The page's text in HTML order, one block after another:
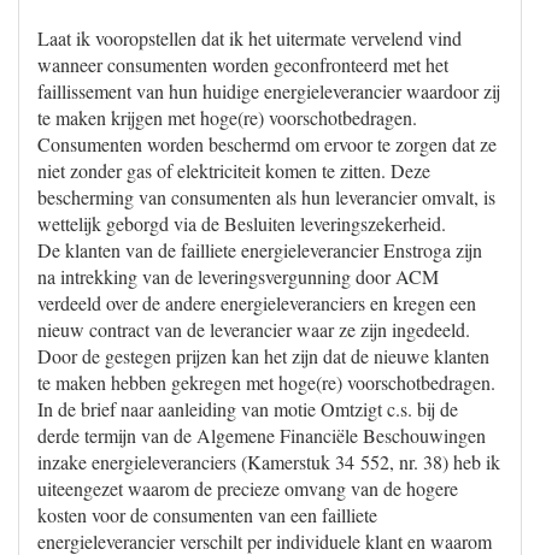
Laat ik vooropstellen dat ik het uitermate vervelend vind
wanneer consumenten worden geconfronteerd met het
faillissement van hun huidige energieleverancier waardoor zij
te maken krijgen met hoge(re) voorschotbedragen.
Consumenten worden beschermd om ervoor te zorgen dat ze
niet zonder gas of elektriciteit komen te zitten. Deze
bescherming van consumenten als hun leverancier omvalt, is
wettelijk geborgd via de Besluiten leveringszekerheid.
De klanten van de failliete energieleverancier Enstroga zijn
na intrekking van de leveringsvergunning door ACM
verdeeld over de andere energieleveranciers en kregen een
nieuw contract van de leverancier waar ze zijn ingedeeld.
Door de gestegen prijzen kan het zijn dat de nieuwe klanten
te maken hebben gekregen met hoge(re) voorschotbedragen.
In de brief naar aanleiding van motie Omtzigt c.s. bij de
derde termijn van de Algemene Financiële Beschouwingen
inzake energieleveranciers (Kamerstuk 34 552, nr. 38) heb ik
uiteengezet waarom de precieze omvang van de hogere
kosten voor de consumenten van een failliete
energieleverancier verschilt per individuele klant en waarom